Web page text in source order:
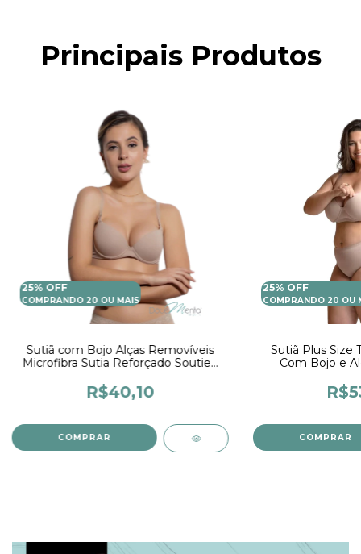
Principais Produtos
25% OFF
COMPRANDO 20 OU MAIS
Sutiã com Bojo Alças Removíveis
Microfibra Sutia Reforçado Soutien
R$40,10
COMPRAR
25% OFF
COMPRANDO 20 OU
Sutiã Plus Size
Com Bojo e
COMPRAR